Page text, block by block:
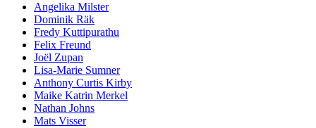
Angelika Milster
Dominik Räk
Fredy Kuttipurathu
Felix Freund
Joël Zupan
Lisa-Marie Sumner
Anthony Curtis Kirby
Maike Katrin Merkel
Nathan Johns
Mats Visser